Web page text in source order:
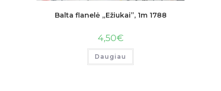
Balta flanelė „Ežiukai”, 1m 1788
4,50€
Daugiau